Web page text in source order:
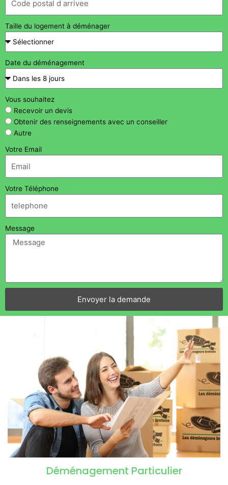
Taille du logement à déménager
Date du déménagement
Vous souhaitez
Recevoir un devis
Obtenir des renseignements avec un conseiller
Autre
Votre Email
Votre Téléphone
Message
Envoyer la demande
Déménagement Particulier